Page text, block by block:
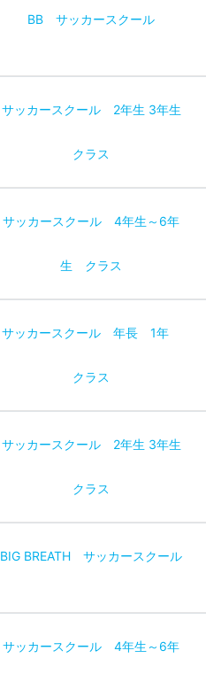
BB サッカースクール
サッカースクール 2年生 3年生
クラス
サッカースクール 4年生～6年
生 クラス
サッカースクール 年長 1年
クラス
サッカースクール 2年生 3年生
クラス
BIG BREATH サッカースクール
サッカースクール 4年生～6年